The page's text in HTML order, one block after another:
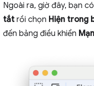
Ngoài ra, giờ đây, bạn
tắt rồi chọn Hiện trong
đến bảng điều khiển